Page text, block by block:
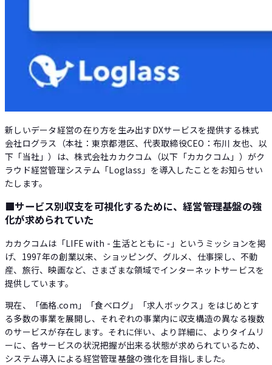
新しいデータ経営の在り方を生み出すDXサービスを提供する株式
会社ログラス（本社：東京都港区、代表取締役CEO：布川 友也、以
下「当社」）は、株式会社カカクコム（以下「カカクコム」）がク
ラウド経営管理システム「Loglass」を導入したことをお知らせい
たします。
■サービス別収支を可視化するために、経営管理基盤の強
化が求められていた
カカクコムは「LIFE with - 生活とともに -」というミッションを掲
げ、1997年の創業以来、ショッピング、グルメ、仕事探し、不動
産、旅行、映画など、さまざまな領域でインターネットサービスを
提供しています。
現在、「価格.com」「食べログ」「求人ボックス」をはじめとす
る多数の事業を展開し、それぞれの事業内に収支構造の異なる複数
のサービスが存在します。それに伴い、より詳細に、よりタイムリ
ーに、各サービスの状況把握が出来る状態が求められているため、
システム導入による経営管理基盤の強化を目指しました。